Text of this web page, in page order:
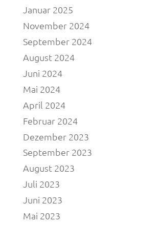
Januar 2025
November 2024
September 2024
August 2024
Juni 2024
Mai 2024
April 2024
Februar 2024
Dezember 2023
September 2023
August 2023
Juli 2023
Juni 2023
Mai 2023